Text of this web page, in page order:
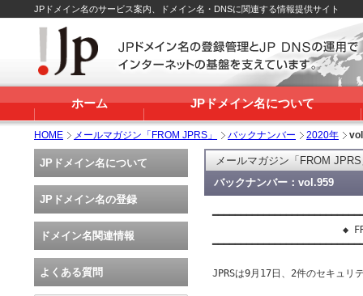
JPドメイン名のサービス案内、ドメイン名・DNSに関連する情報提供サイト
ホーム JPドメイン名について
HOME メールマガジン「FROM JPRS」 バックナンバー 2020年
メールマガジン「FROM
バックナンバー：vol.959
◆
JPRSは9月17日、2件のセキュリ
JPドメイン名について
JPドメイン名の登録
ドメイン名関連情報
よくある質問